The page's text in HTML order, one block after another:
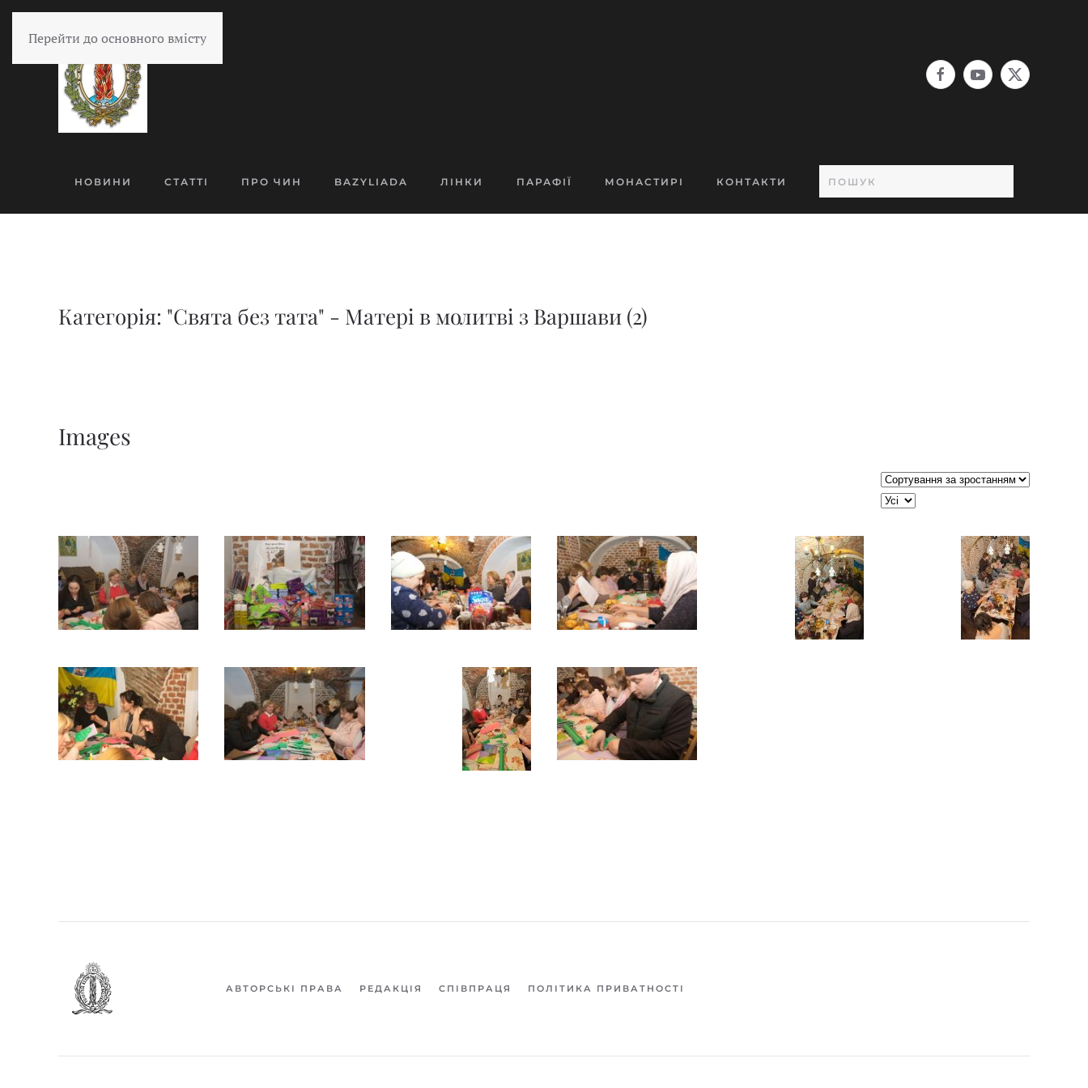
Перейти до основного вмісту
НОВИНИ СТАТТІ ПРО ЧИН BAZYLIADA ЛІНКИ ПАРАФІЇ МОНАСТИРІ КОНТАКТИ
Категорія: "Свята без тата" - Матері в молитві з Варшави (2)
Images
Сортувати таблицю за:
JSEARCH_FILTER_LIMIT
АВТОРСЬКІ ПРАВА РЕДАКЦІЯ СПІВПРАЦЯ ПОЛІТИКА ПРИВАТНОСТІ